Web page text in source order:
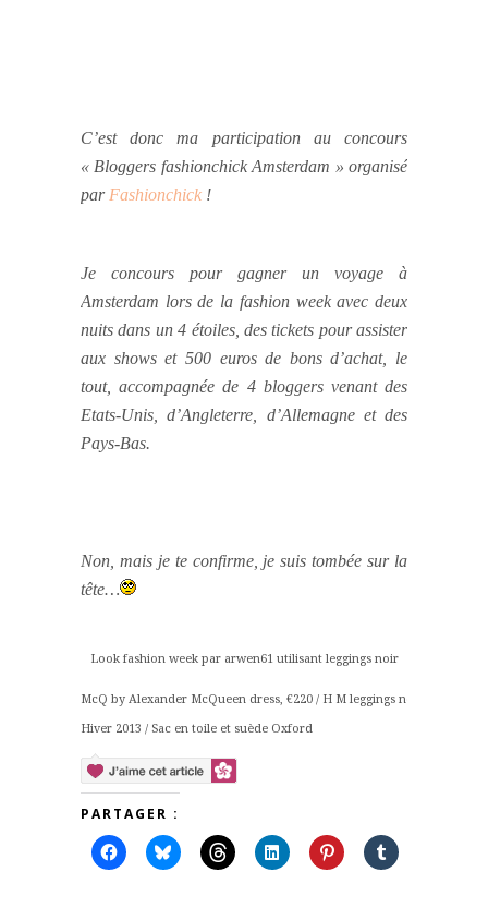
C’est donc ma participation au concours
« Bloggers fashionchick Amsterdam » organisé
par Fashionchick !
Je concours pour gagner un voyage à
Amsterdam lors de la fashion week avec deux
nuits dans un 4 étoiles, des tickets pour assister
aux shows et 500 euros de bons d’achat, le
tout, accompagnée de 4 bloggers venant des
Etats-Unis, d’Angleterre, d’Allemagne et des
Pays-Bas.
Non, mais je te confirme, je suis tombée sur la
tête…
Look fashion week par arwen61 utilisant leggings noir
McQ by Alexander McQueen dress, €220 / H M leggings noir, €18 /
Hiver 2013 / Sac en toile et suède Oxford
PARTAGER :